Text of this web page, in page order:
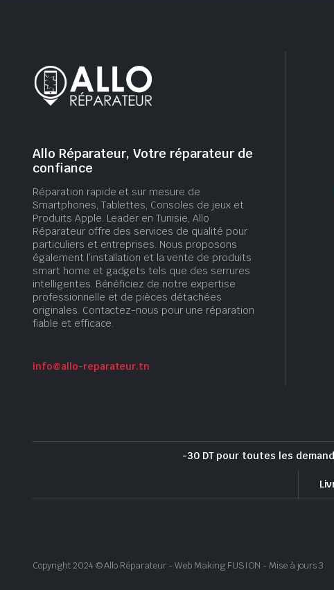
Allo Réparateur, Votre réparateur de
confiance
Réparation rapide et sur mesure de
Smartphones, Tablettes, Consoles de jeux et
Produits Apple. Leader en Tunisie, Allo
Réparateur offre des services de qualité pour
particuliers et entreprises. Nous proposons
également l’installation et la vente de produits
smart home et gadgets tels que des serrures
intelligentes. Bénéficiez de notre expertise
professionnelle et de pièces détachées
originales. Contactez-nous pour une réparation
fiable et efficace.
info@allo-reparateur.tn
-30 DT pour toutes les
Copyright 2024 © Allo Réparateur - Web Making FUSION - Mise à jours 3